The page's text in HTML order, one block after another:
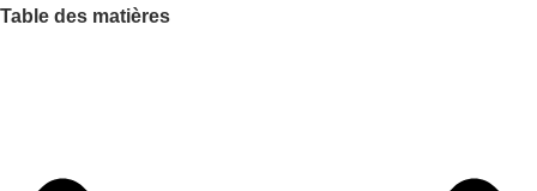
Table des matières